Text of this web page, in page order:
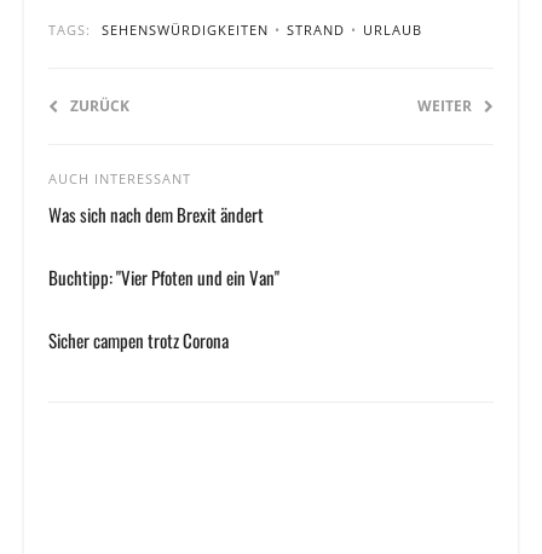
TAGS: SEHENSWÜRDIGKEITEN • STRAND • URLAUB
ZURÜCK WEITER
AUCH INTERESSANT
Was sich nach dem Brexit ändert
Buchtipp: "Vier Pfoten und ein Van"
Sicher campen trotz Corona